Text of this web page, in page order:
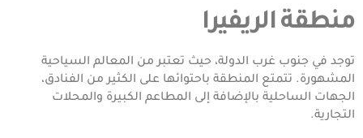
منطقة الريفيرا
توجد في جنوب غرب الدولة، حيث تعتبر من المعالم السياحية
المشهورة. تتمتع المنطقة باحتوائها على الكثير من الفنادق،
الجهات الساحلية بالإضافة إلى المطاعم الكبيرة والمحلات
التجارية.